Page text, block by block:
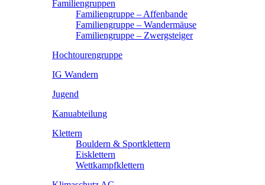
Familiengruppen
Familiengruppe – Affenbande
Familiengruppe – Wandermäuse
Familiengruppe – Zwergsteiger
Hochtourengruppe
IG Wandern
Jugend
Kanuabteilung
Klettern
Bouldern & Sportklettern
Eisklettern
Wettkampfklettern